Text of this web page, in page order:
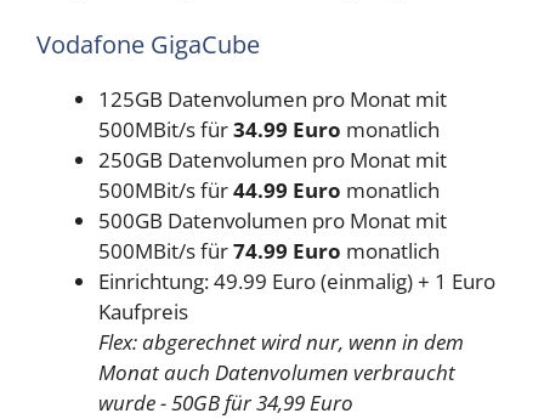
Vodafone GigaCube
125GB Datenvolumen pro Monat mit
500MBit/s für34.99 Euro monatlich
250GB Datenvolumen pro Monat mit
500MBit/s für44.99 Euro monatlich
500GB Datenvolumen pro Monat mit
500MBit/s für74.99 Euro monatlich
Einrichtung: 49.99 Euro (einmalig) + 1 Euro
Kaufpreis
Flex: abgerechnet wird nur, wenn in dem
Monat auch Datenvolumen verbraucht
wurde - 50GB für 34,99 Euro